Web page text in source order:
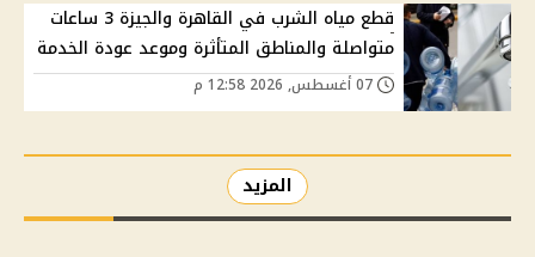
قطع مياه الشرب في القاهرة والجيزة 3 ساعات
متواصلة والمناطق المتأثرة وموعد عودة الخدمة
المزيد